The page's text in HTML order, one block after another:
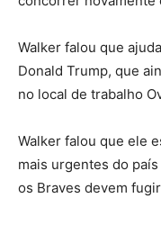
Walker falou que
Donald Trump, que
no local de trabalho
Walker falou que ele
mais urgentes do
os Braves devem